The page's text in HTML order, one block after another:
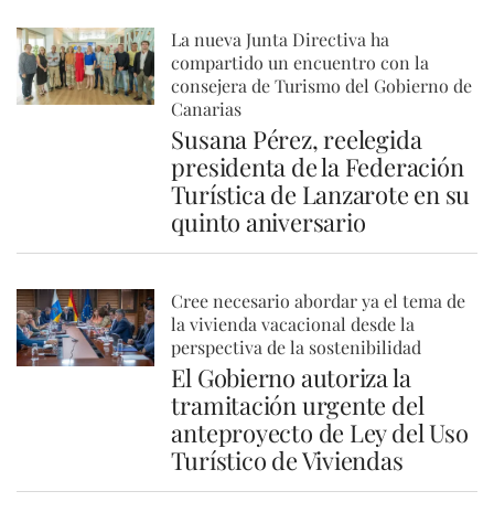
La nueva Junta Directiva ha
compartido un encuentro con la
consejera de Turismo del Gobierno de
Canarias
Susana Pérez, reelegida
presidenta de la Federación
Turística de Lanzarote en su
quinto aniversario
Cree necesario abordar ya el tema de
la vivienda vacacional desde la
perspectiva de la sostenibilidad
El Gobierno autoriza la
tramitación urgente del
anteproyecto de Ley del Uso
Turístico de Viviendas